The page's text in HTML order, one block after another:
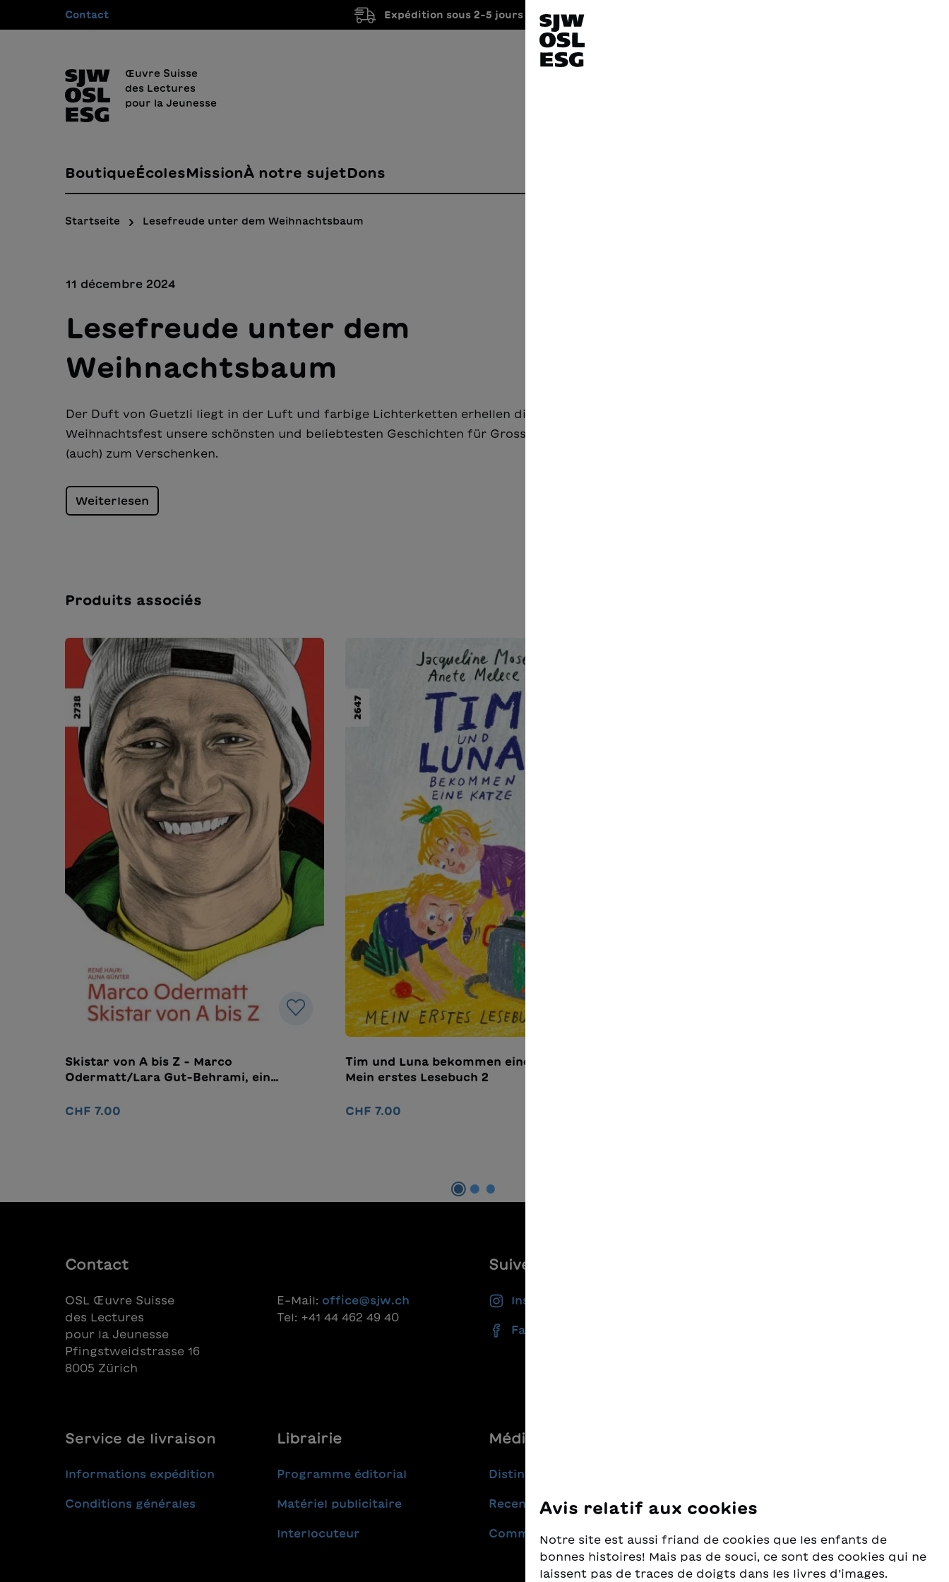
Passer à la navigation principale
Contact Expédition sous 2-5 jours ouvrés
Œuvre Suisse
des Lectures
pour la Jeunesse
BoutiqueÉcolesMissionÀ notre sujetDons
Startseite Lesefreude unter dem Weihnachtsbaum
11 décembre 2024
Lesefreude unter dem
Weihnachtsbaum
Der Duft von Guetzli liegt in der Luft und farbige Lichterketten erhellen die Strassen. Passend zum
Weihnachtsfest unsere schönsten und beliebtesten Geschichten für Gross und Klein, natürlich
(auch) zum Verschenken.
Weiterlesen
Ignorer la galerie de produits
Produits associés
Skistar von A bis Z - Marco
Odermatt/Lara Gut-Behrami, ein
CHF 7.00
Tim und Luna bekommen eine Katze –
Mein erstes Lesebuch 2
CHF 7.00
Contact
OSL Œuvre Suisse
des Lectures
pour la Jeunesse
Pfingstweidstrasse 16
8005 Zürich
E-Mail: office@sjw.ch
Tel: +41 44 462 49 40
Suivez-nous
Instagram
Facebook
Service de livraison
Informations expédition
Conditions générales
Librairie
Programme éditorial
Matériel publicitaire
Interlocuteur
Médias
Distinctions
Recensions
Communiqués de presse
Avis relatif aux cookies
Notre site est aussi friand de cookies que les enfants de
bonnes histoires! Mais pas de souci, ce sont des cookies qui ne
laissent pas de traces de doigts dans les livres d’images.